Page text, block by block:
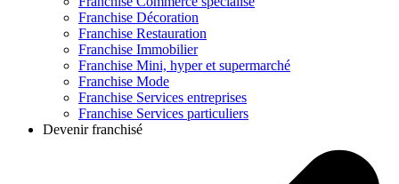
Franchise Décoration
Franchise Restauration
Franchise Immobilier
Franchise Mini, hyper et supermarché
Franchise Mode
Franchise Services entreprises
Franchise Services particuliers
Devenir franchisé